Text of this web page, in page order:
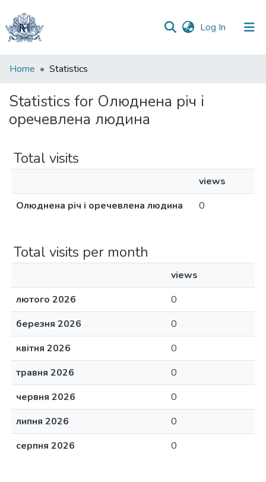
Log In (current)
Communities
Collections
All of DSpace
Home Statistics
Statistics for Олюднена річ і
оречевлена людина
Total visits
views
Олюднена річ і оречевлена людина
0
Total visits per month
views
лютого 2026
0
березня 2026
0
квітня 2026
0
травня 2026
0
червня 2026
0
липня 2026
0
серпня 2026
0